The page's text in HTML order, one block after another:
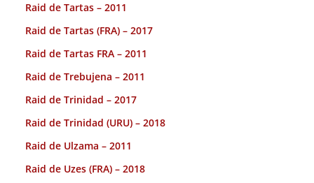
Raid de Tartas – 2011
Raid de Tartas (FRA) – 2017
Raid de Tartas FRA – 2011
Raid de Trebujena – 2011
Raid de Trinidad – 2017
Raid de Trinidad (URU) – 2018
Raid de Ulzama – 2011
Raid de Uzes (FRA) – 2018